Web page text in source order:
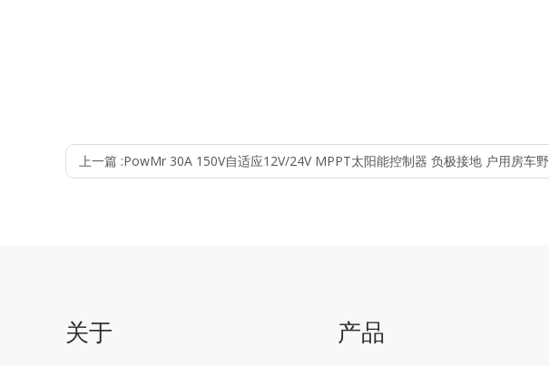
上一篇 :PowMr 30A 150V自适应12V/24V MPPT太阳能控制器 负极接地 户用房车野外系统
关于 产品